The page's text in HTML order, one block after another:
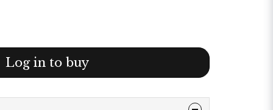
Log in to buy